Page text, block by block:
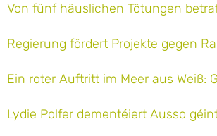
Von fünf häuslichen Tötungen
Regierung fördert Projekte gegen
Ein roter Auftritt im Meer aus Weiß:
Lydie Polfer dementéiert Ausso